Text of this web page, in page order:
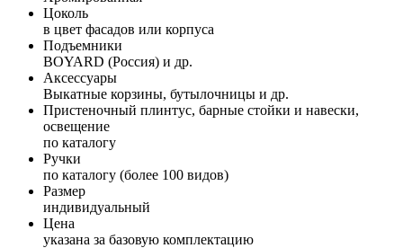
Цоколь
в цвет фасадов или корпуса
Подъемники
BOYARD (Россия) и др.
Аксессуары
Выкатные корзины, бутылочницы и др.
Пристеночный плинтус, барные стойки и навески,
освещение
по каталогу
Ручки
по каталогу (более 100 видов)
Размер
индивидуальный
Цена
указана за базовую комплектацию